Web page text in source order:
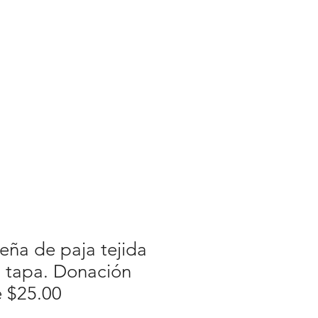
de paja tejida
tapa. Donación
$25.00